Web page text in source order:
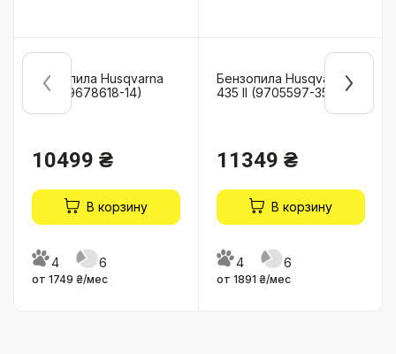
Бензопила Husqvarna
135 II (9678618-14)
10499 ₴
В корзину
4 6
от 1749 ₴/мес
Бензопила Husqvarna
435 II (9705597-35)
11349 ₴
В корзину
4 6
от 1891 ₴/мес